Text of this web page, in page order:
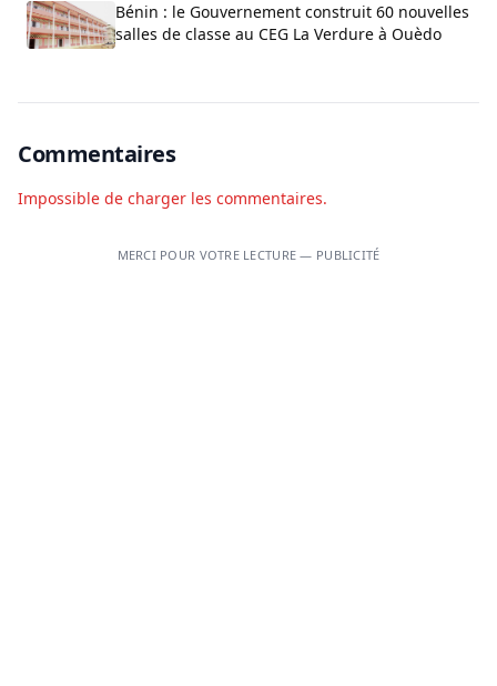
Bénin : le Gouvernement construit 60 nouvelles
salles de classe au CEG La Verdure à Ouèdo
Commentaires
Impossible de charger les commentaires.
MERCI POUR VOTRE LECTURE — PUBLICITÉ